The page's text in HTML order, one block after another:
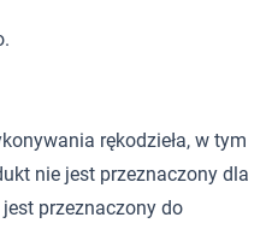
rękodzieła, w tym
nie jest przeznaczony dla
przeznaczony do